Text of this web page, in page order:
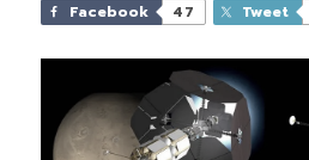
Facebook 47 Tweet